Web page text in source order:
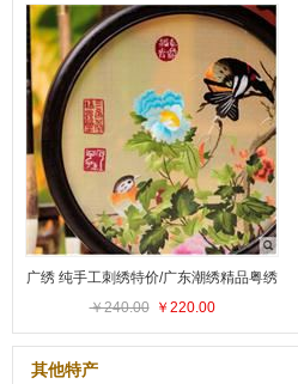
广绣 纯手工刺绣特价/广东潮绣精品粤绣
鸡翅木双面绣摆件送礼
￥240.00 ￥220.00
其他特产